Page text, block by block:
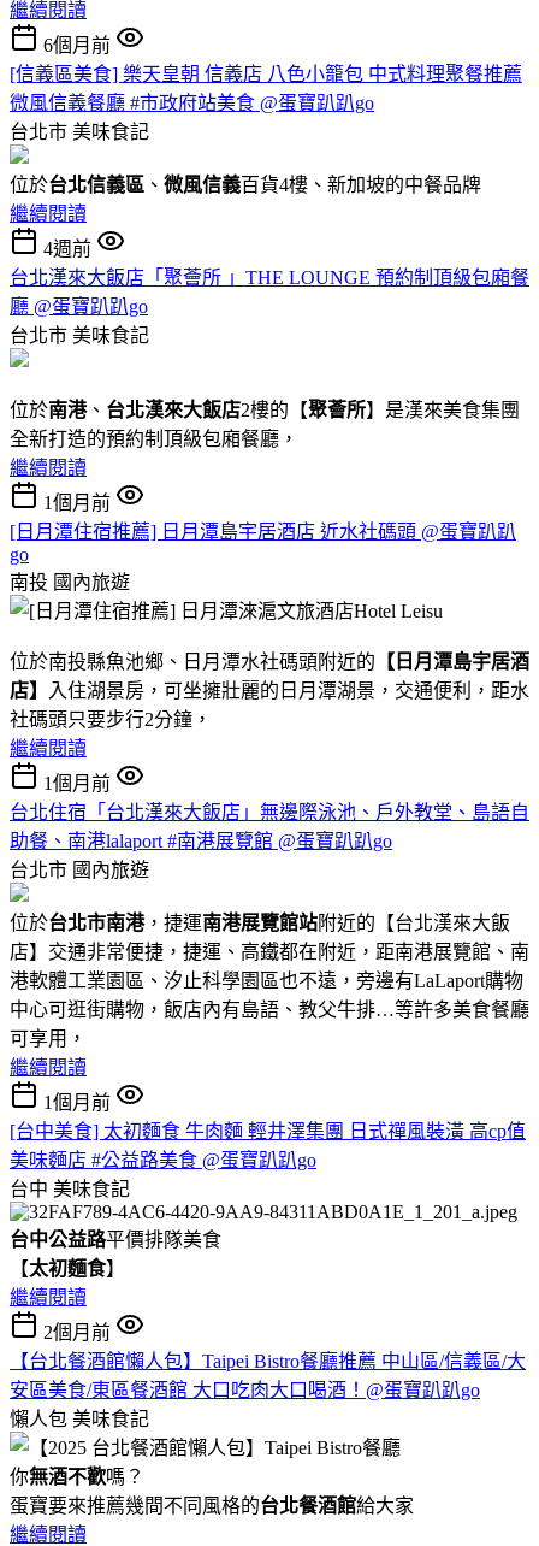
繼續閱讀
6個月前
[信義區美食] 樂天皇朝 信義店 八色小籠包 中式料理聚餐推薦
微風信義餐廳 #市政府站美食 @蛋寶趴趴go
台北市 美味食記
位於台北信義區 、 微風信義百貨4樓、新加坡的中餐品牌
繼續閱讀
4週前
台北漢來大飯店「聚薈所 」THE LOUNGE 預約制頂級包廂餐
廳 @蛋寶趴趴go
台北市 美味食記
位於南港、 台北漢來大飯店2樓的【聚薈所】是漢來美食集團
全新打造的預約制頂級包廂餐廳，
繼續閱讀
1個月前
[日月潭住宿推薦] 日月潭島宇居酒店 近水社碼頭 @蛋寶趴趴
go
南投 國內旅遊
位於南投縣魚池鄉、日月潭水社碼頭附近的 【日月潭島宇居酒
店】
入住湖景房，可坐擁壯麗的日月潭湖景，交通便利，距水
社碼頭只要步行2分鐘，
繼續閱讀
1個月前
台北住宿「台北漢來大飯店」無邊際泳池、戶外教堂、島語自
助餐、南港lalaport #南港展覽館 @蛋寶趴趴go
台北市 國內旅遊
位於台北市南港，捷運南港展覽館站附近的【台北漢來大飯
店】交通非常便捷，捷運、高鐵都在附近，距南港展覽館、南
港軟體工業園區、汐止科學園區也不遠，旁邊有LaLaport購物
中心可逛街購物，飯店內有島語、教父牛排…等許多美食餐廳
可享用，
繼續閱讀
1個月前
[台中美食] 太初麵食 牛肉麵 輕井澤集團 日式禪風裝潢 高cp值
美味麵店 #公益路美食 @蛋寶趴趴go
台中 美味食記
台中公益路平價排隊美食
【太初麵食】
繼續閱讀
2個月前
【台北餐酒館懶人包】Taipei Bistro餐廳推薦 中山區/信義區/大
安區美食/東區餐酒館 大口吃肉大口喝酒！@蛋寶趴趴go
懶人包 美味食記
你無酒不歡嗎？
蛋寶要來推薦幾間不同風格的台北餐酒館給大家
繼續閱讀